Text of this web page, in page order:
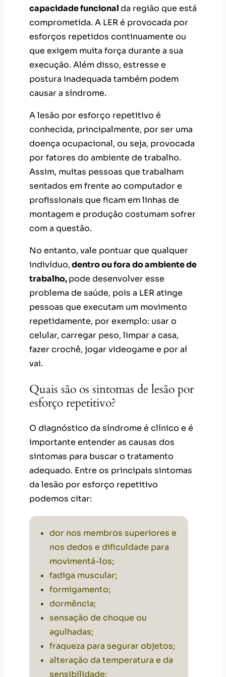
capacidade funcionalda região que está
comprometida. A LER é provocada por
esforços repetidos continuamente ou
que exigem muita força durante a sua
execução. Além disso, estresse e
postura inadequada também podem
causar a síndrome.
A lesão por esforço repetitivo é
conhecida, principalmente, por ser uma
doença ocupacional, ou seja, provocada
por fatores do ambiente de trabalho.
Assim, muitas pessoas que trabalham
sentados em frente ao computador e
profissionais que ficam em linhas de
montagem e produção costumam sofrer
com a questão.
No entanto, vale pontuar que qualquer
indivíduo,dentro ou fora do ambiente de
trabalho,pode desenvolver esse
problema de saúde, pois a LER atinge
pessoas que executam um movimento
repetidamente, por exemplo: usar o
celular, carregar peso, limpar a casa,
fazer crochê, jogar videogame e por aí
vai.
Quais são os sintomas de lesão por
esforço repetitivo?
O diagnóstico da síndrome é clínico e é
importante entender as causas dos
sintomas para buscar o tratamento
adequado. Entre os principais sintomas
da lesão por esforço repetitivo
podemos citar:
dor nos membros superiores e
nos dedos e dificuldade para
movimentá-los;
fadiga muscular;
formigamento;
dormência;
sensação de choque ou
agulhadas;
fraqueza para segurar objetos;
alteração da temperatura e da
sensibilidade;